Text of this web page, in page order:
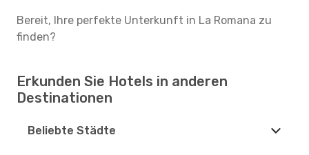
Bereit, Ihre perfekte Unterkunft in La Romana zu
finden?
Erkunden Sie Hotels in anderen
Destinationen
Beliebte Städte